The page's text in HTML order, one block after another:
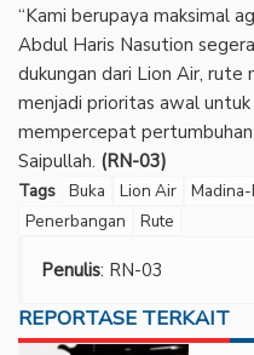
“Kami berupaya maksimal
Abdul Haris Nasution
dukungan dari Lion Air, rute
menjadi prioritas awal
mempercepat pertumbuhan
Saipullah. (RN-03)
Tags Buka Lion Air
Penerbangan
Rute
Penulis: RN-03
REPORTASE TERKAIT